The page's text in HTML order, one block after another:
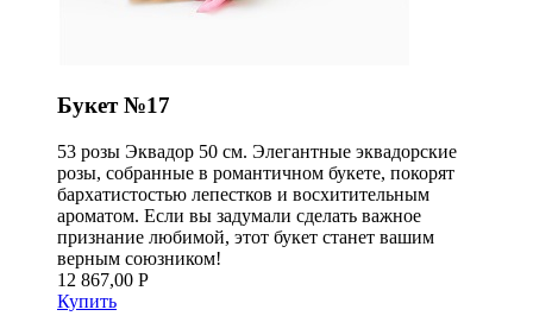
Букет №17
53 розы Эквадор 50 см. Элегантные эквадорские
розы, собранные в романтичном букете, покорят
бархатистостью лепестков и восхитительным
ароматом. Если вы задумали сделать важное
признание любимой, этот букет станет вашим
верным союзником!
12 867,00 Р
Купить